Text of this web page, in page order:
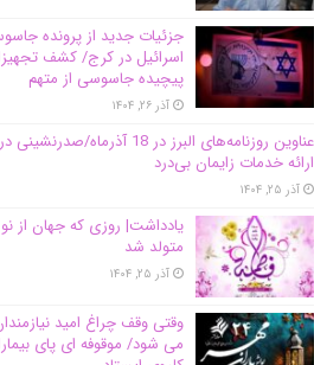
جزئیات جدید از پرونده
اسرائیل در کرج/‌ کشف
پیچیده جاسوسی از متهم
آذر ۲۶, ۱۴۰۴
عناوین روزنامه‌های البرز در ‌18 آذرماه/صدرنشینی در
ارائه خدمات زایمان بی‌درد
آذر ۲۵, ۱۴۰۴
یادداشت| روزی که جهان از نو
متولد شد
آذر ۲۵, ۱۴۰۴
وقتی وقف چراغ امید
می شود/ موقوفه ای پای